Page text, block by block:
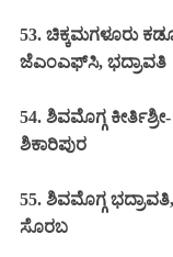
53. ಚಿಕ್ಕಮಗಳೂರು
ಜೆಎಂಎಫ್‌ಸಿ, ಭದ್ರಾವತಿ
54. ಶಿವಮೊಗ್ಗ
ಶಿಕಾರಿಪುರ
55. ಶಿವಮೊಗ್ಗ
ಸೊರಬ